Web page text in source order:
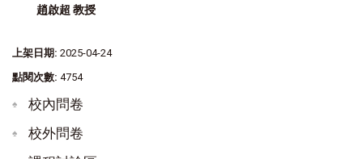
趙啟超 教授
上架日期: 2025-04-24
點閱次數: 4754
校內問卷
校外問卷